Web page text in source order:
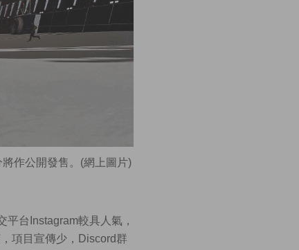
作公開發售。(網上圖片)
平台Instagram較具人氣，
項目宣傳少，Discord群